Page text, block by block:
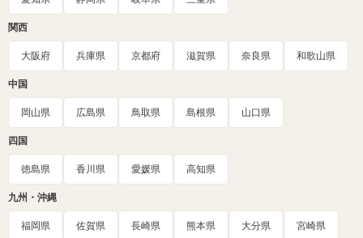
関西
大阪府 兵庫県 京都府 滋賀県 奈良県 和歌山県
中国
岡山県 広島県 鳥取県 島根県 山口県
四国
徳島県 香川県 愛媛県 高知県
九州・沖縄
福岡県 佐賀県 長崎県 熊本県 大分県 宮崎県